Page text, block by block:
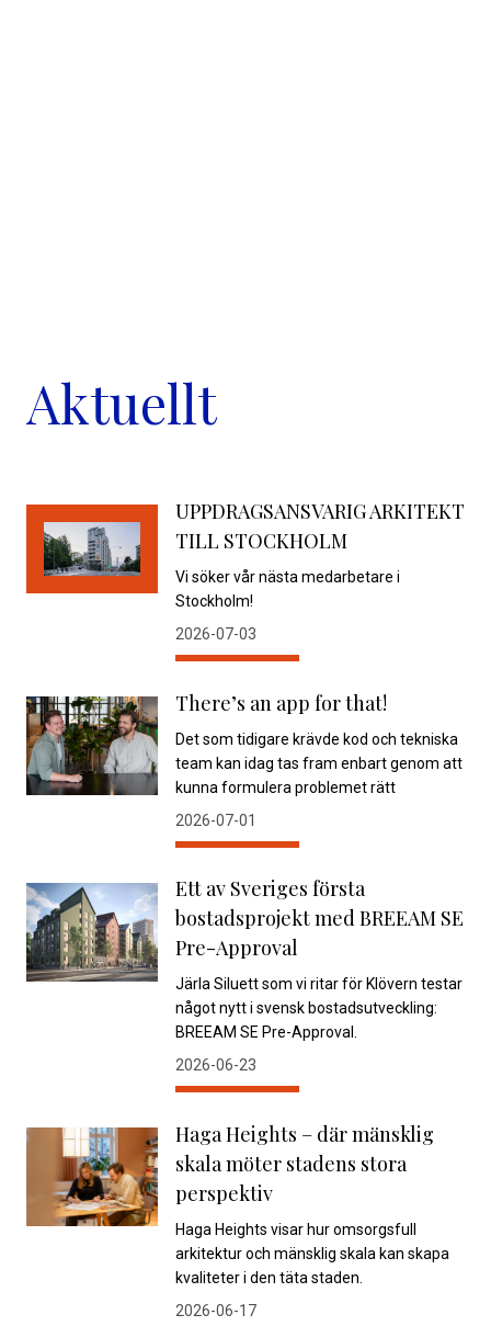
Aktuellt
UPPDRAGSANSVARIG ARKITEKT
TILL STOCKHOLM
Vi söker vår nästa medarbetare i
Stockholm!
2026-07-03
There’s an app for that!
Det som tidigare krävde kod och tekniska
team kan idag tas fram enbart genom att
kunna formulera problemet rätt
2026-07-01
Ett av Sveriges första
bostadsprojekt med BREEAM SE
Pre-Approval
Järla Siluett som vi ritar för Klövern testar
något nytt i svensk bostadsutveckling:
BREEAM SE Pre-Approval.
2026-06-23
Haga Heights – där mänsklig
skala möter stadens stora
perspektiv
Haga Heights visar hur omsorgsfull
arkitektur och mänsklig skala kan skapa
kvaliteter i den täta staden.
2026-06-17